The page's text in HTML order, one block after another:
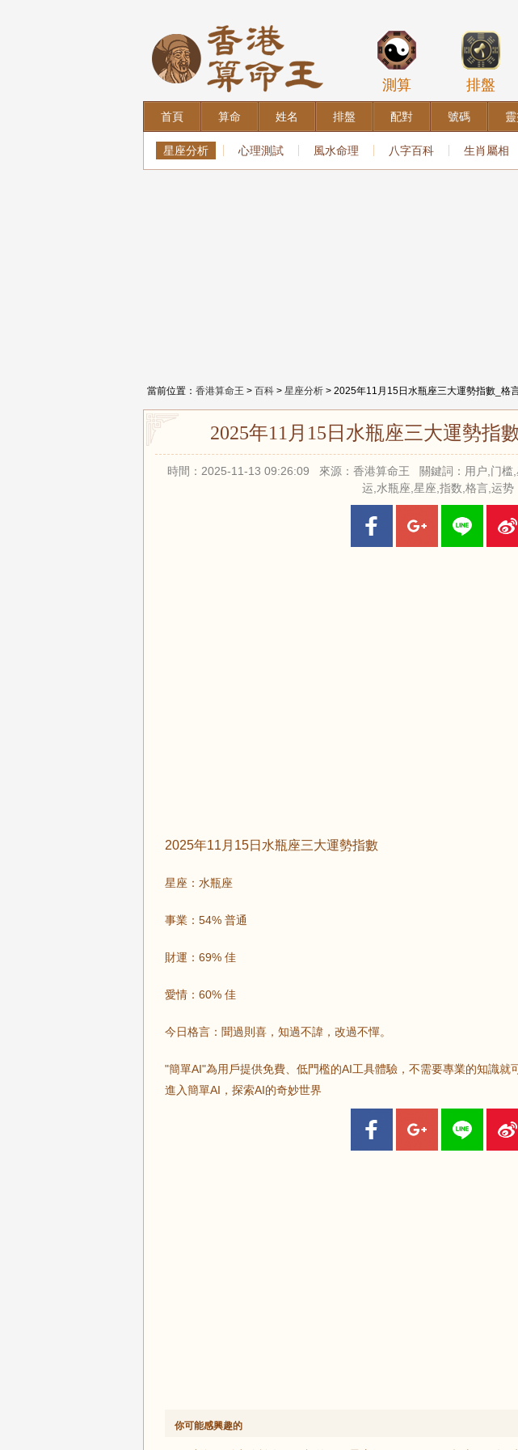
測算 排盤
首頁 算命 姓名 排盤 配對 號碼
星座分析 心理測試 風水命理 八字百科 生肖屬相
當前位置： 香港算命王 > 百科 > 星座分析 > 2025年11月15日水瓶座三大運勢指數_格
2025年11月15日水瓶座三大運勢指
時間：2025-11-13 09:26:09 來源：香港算命王 關鍵詞：用户,门槛,
运,水瓶座,星座,指数,格言,运势
2025年11月15日水瓶座三大運勢指數
星座：水瓶座
事業：54% 普通
財運：69% 佳
愛情：60% 佳
今日格言：聞過則喜，知過不諱，改過不憚。
"簡單AI"為用戶提供免費、低門檻的AI工具體驗，不需要專業的知識就
進入簡單AI，探索AI的奇妙世界
你可能感興趣的